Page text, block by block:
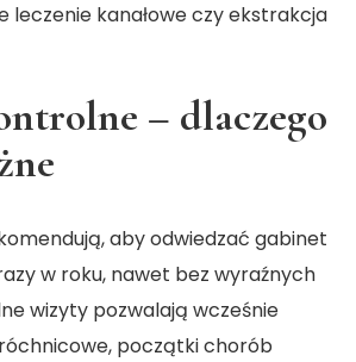
leczenie kanałowe czy ekstrakcja
– dlaczego
aby odwiedzać gabinet
w roku, nawet bez wyraźnych
wizyty pozwalają wcześnie
początki chorób